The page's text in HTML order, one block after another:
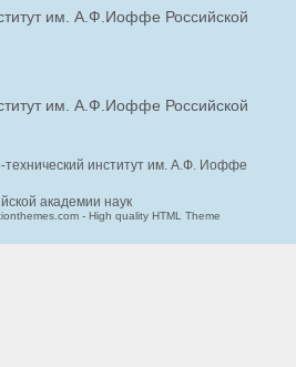
им. А.Ф.Иоффе Российской
им. А.Ф.Иоффе Российской
технический институт им. А.Ф. Иоффе
академии наук
- High quality HTML Theme